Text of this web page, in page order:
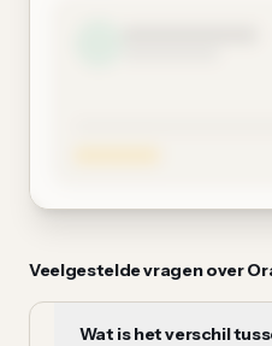
Veelgestelde vragen over
Wat is het verschil